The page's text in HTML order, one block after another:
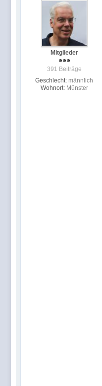
Mitglieder
391 Beiträge
Geschlecht: männlich
Wohnort: Münster